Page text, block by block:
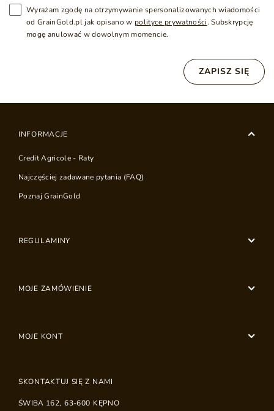
Wyrażam zgodę na otrzymywanie spersonalizowanych wiadomości
od GrainGold.pl jak opisano w polityce prywatności. Subskrypcję
mogę anulować w dowolnym momencie.
ZAPISZ SIĘ
INFORMACJE
Credit Agricole - Raty
Najczęściej zadawane pytania (FAQ)
Poznaj GrainGold
REGULAMINY
MOJE ZAMÓWIENIE
MOJE KONT
SKONTAKTUJ SIĘ Z NAMI
ŚWIBA 162, 63-600 KĘPNO